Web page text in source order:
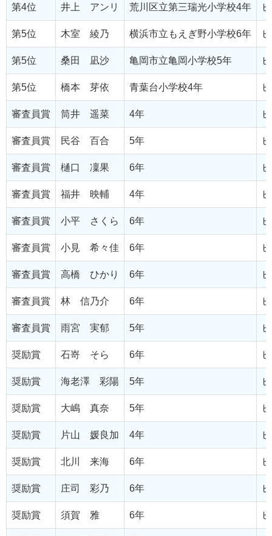
第4位 井上 アンリ 荒川区立第三瑞光小学校4年
第5位 木室 綾乃 横浜市立もえぎ野小学校6年
第5位 桑田 凪沙 亀岡市立亀岡小学校5年
第5位 橋本 芽依 青葉台小学校4年
審査員賞 筒井 遥菜 4年
審査員賞 民谷 百合 5年
審査員賞 樋口 凜果 6年
審査員賞 福井 映輔 4年
審査員賞 小平 さくら 6年
審査員賞 小見 希々佳 6年
審査員賞 高橋 ひかり 6年
審査員賞 林 信乃介 6年
審査員賞 雨宮 実郁 5年
奨励賞 石嵜 そら 6年
奨励賞 海老澤 彩陽 5年
奨励賞 大嶋 真奈 5年
奨励賞 片山 媛良加 4年
奨励賞 北川 来海 6年
奨励賞 庄司 彩乃 6年
奨励賞 須賀 雅 6年